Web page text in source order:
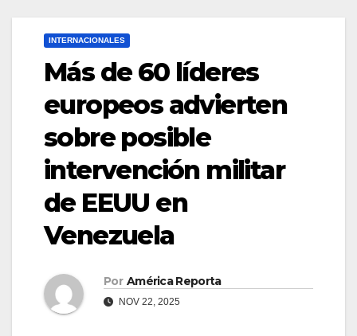
INTERNACIONALES
Más de 60 líderes
europeos advierten
sobre posible
intervención militar
de EEUU en
Venezuela
Por América Reporta
NOV 22, 2025